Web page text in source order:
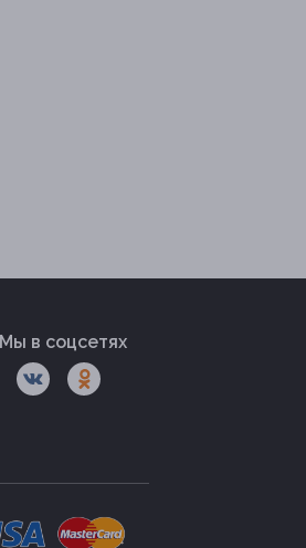
Мы в соцсетях